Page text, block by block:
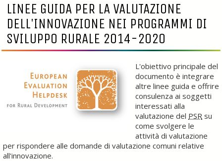
LINEE GUIDA PER LA VALUTAZIONE
DELL'INNOVAZIONE NEI PROGRAMMI DI
SVILUPPO RURALE 2014-2020
L'obiettivo principale del
documento è integrare
altre linee guida e offrire
consulenza ai soggetti
interessati alla
valutazione del PSR su
come svolgere le
attività di valutazione
per rispondere alle domande di valutazione comuni relative
all'innovazione.